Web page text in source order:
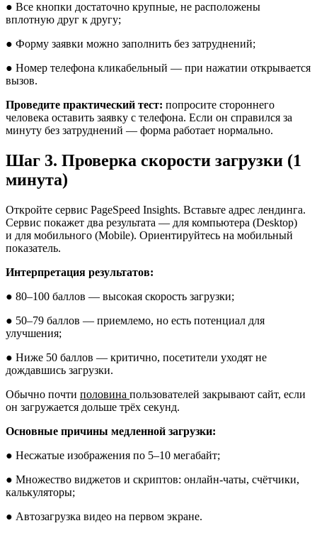
● Все кнопки достаточно крупные, не расположены
вплотную друг к другу;
● Форму заявки можно заполнить без затруднений;
● Номер телефона кликабельный — при нажатии открывается
вызов.
Проведите практический тест: попросите стороннего
человека оставить заявку с телефона. Если он справился за
минуту без затруднений — форма работает нормально.
Шаг 3. Проверка скорости загрузки (1
минута)
Откройте сервис PageSpeed Insights. Вставьте адрес лендинга.
Сервис покажет два результата — для компьютера (Desktop)
и для мобильного (Mobile). Ориентируйтесь на мобильный
показатель.
Интерпретация результатов:
● 80–100 баллов — высокая скорость загрузки;
● 50–79 баллов — приемлемо, но есть потенциал для
улучшения;
● Ниже 50 баллов — критично, посетители уходят не
дождавшись загрузки.
Обычно почти половина пользователей закрывают сайт, если
он загружается дольше трёх секунд.
Основные причины медленной загрузки:
● Несжатые изображения по 5–10 мегабайт;
● Множество виджетов и скриптов: онлайн-чаты, счётчики,
калькуляторы;
● Автозагрузка видео на первом экране.